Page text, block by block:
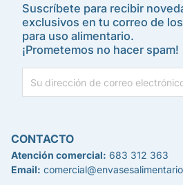
Suscríbete para recibir
exclusivos en tu correo de
para uso alimentario.
¡Prometemos no hacer spam!
CONTACTO
Atención comercial: 683 312 363
Email: